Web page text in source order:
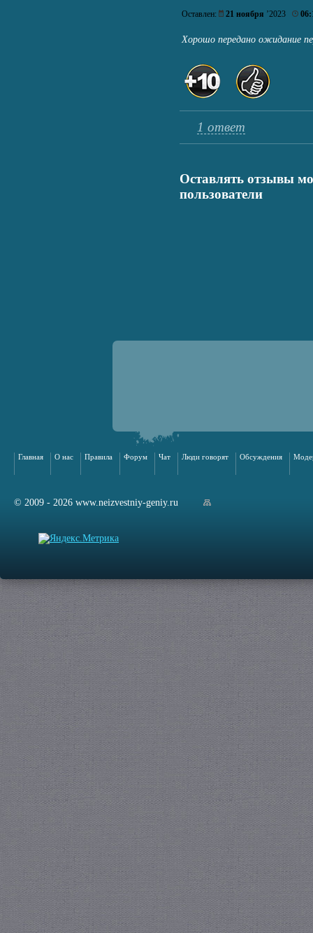
Оставлен: 21 ноября ’2023
Хорошо передано ожидание
1 ответ
Оставлять отзывы
пользователи
Главная О нас Правила Форум Чат Люди говорят Обсуждения
© 2009 - 2026 www.neizvestniy-geniy.ru
сайта